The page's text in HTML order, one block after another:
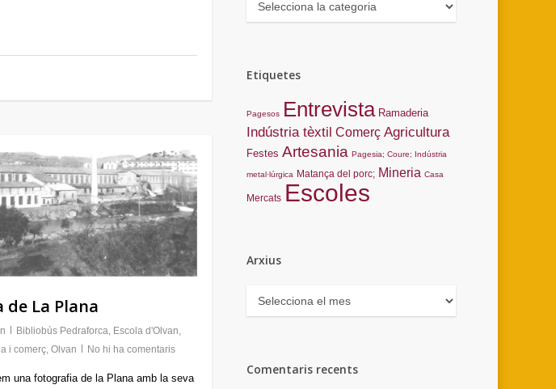
de La Plana
Bibliobús Pedraforca, Escola d'Olvan,
i comerç, Olvan No hi ha comentaris
una fotografia de la Plana amb la seva
Etiquetes
Pagesos Entrevista Ramaderia
Indústria tèxtil Comerç Agricultura
Festes Artesania Pagesia; Coure; Indústria
metal·lúrgica Matança del porc; Mineria Casa
Mercats Escoles
Arxius
Arxius
Comentaris recents